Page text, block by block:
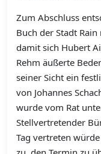
Zum Abschluss
Buch der Stadt
damit sich Hubert
Rehm äußerte
seiner Sicht ein
von Johannes
wurde vom Rat
Stellvertretender
Tag vertreten